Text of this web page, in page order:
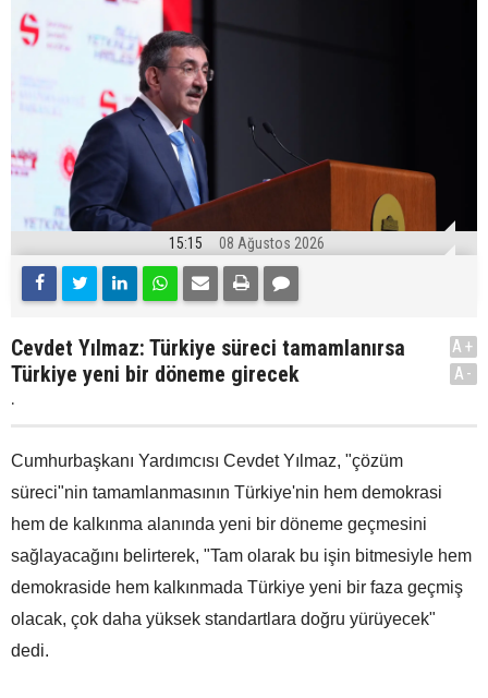
15:15 08 Ağustos 2026
Cevdet Yılmaz: Türkiye süreci tamamlanırsa
Türkiye yeni bir döneme girecek
.
A+
A-
Cumhurbaşkanı Yardımcısı Cevdet Yılmaz, "çözüm
süreci"nin tamamlanmasının Türkiye'nin hem demokrasi
hem de kalkınma alanında yeni bir döneme geçmesini
sağlayacağını belirterek, "Tam olarak bu işin bitmesiyle hem
demokraside hem kalkınmada Türkiye yeni bir faza geçmiş
olacak, çok daha yüksek standartlara doğru yürüyecek"
dedi.